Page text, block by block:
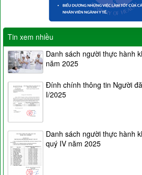
Tin xem nhiều
Danh sách người thực hành
năm 2025
Đính chính thông tin Người
I/2025
Danh sách người thực hành
quý IV năm 2025